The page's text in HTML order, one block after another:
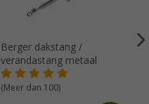
Berger dakstang /
verandastang metaal
(Meer dan 100)